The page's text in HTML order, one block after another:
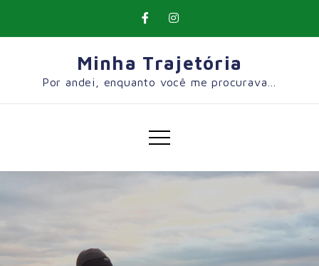
Minha Trajetória
Por andei, enquanto você me procurava…